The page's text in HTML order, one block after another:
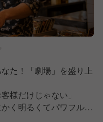
た！「劇場」を盛り上
様だけじゃない」
く明るくてパワフル。